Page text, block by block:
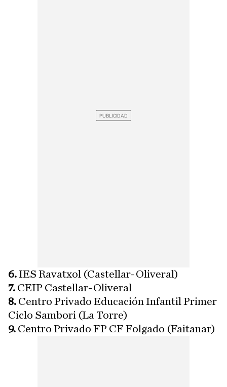
6.IES Ravatxol (Castellar-Oliveral)
7. CEIP Castellar-Oliveral
8. Centro Privado Educación Infantil Primer
Ciclo Sambori (La Torre)
9. Centro Privado FP CF Folgado (Faitanar)